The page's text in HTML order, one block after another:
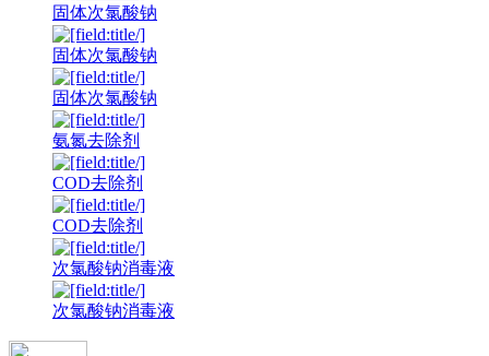
固体次氯酸钠
固体次氯酸钠
固体次氯酸钠
氨氮去除剂
COD去除剂
COD去除剂
次氯酸钠消毒液
次氯酸钠消毒液